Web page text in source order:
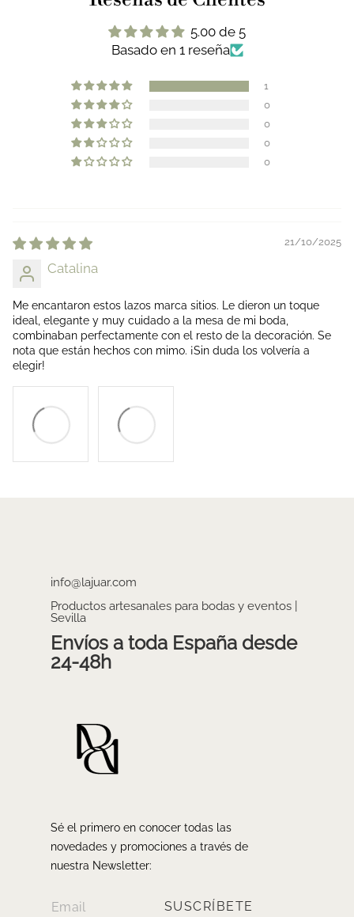
5.00 de 5
Basado en 1 reseña
1
0
0
0
0
21/10/2025
Catalina
Me encantaron estos lazos marca sitios. Le dieron un toque
ideal, elegante y muy cuidado a la mesa de mi boda,
combinaban perfectamente con el resto de la decoración. Se
nota que están hechos con mimo. ¡Sin duda los volvería a
elegir!
info@lajuar.com
Productos artesanales para bodas y eventos |
Sevilla
Envíos a toda España desde
24-48h
Sé el primero en conocer todas las
novedades y promociones a través de
nuestra Newsletter:
SUSCRÍBETE